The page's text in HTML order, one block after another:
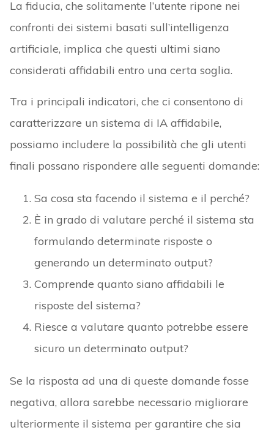
La fiducia, che solitamente l’utente ripone nei
confronti dei sistemi basati sull’intelligenza
artificiale, implica che questi ultimi siano
considerati affidabili entro una certa soglia.
Tra i principali indicatori, che ci consentono di
caratterizzare un sistema di IA affidabile,
possiamo includere la possibilità che gli utenti
finali possano rispondere alle seguenti domande:
Sa cosa sta facendo il sistema e il perché?
È in grado di valutare perché il sistema sta
formulando determinate risposte o
generando un determinato output?
Comprende quanto siano affidabili le
risposte del sistema?
Riesce a valutare quanto potrebbe essere
sicuro un determinato output?
Se la risposta ad una di queste domande fosse
negativa, allora sarebbe necessario migliorare
ulteriormente il sistema per garantire che sia